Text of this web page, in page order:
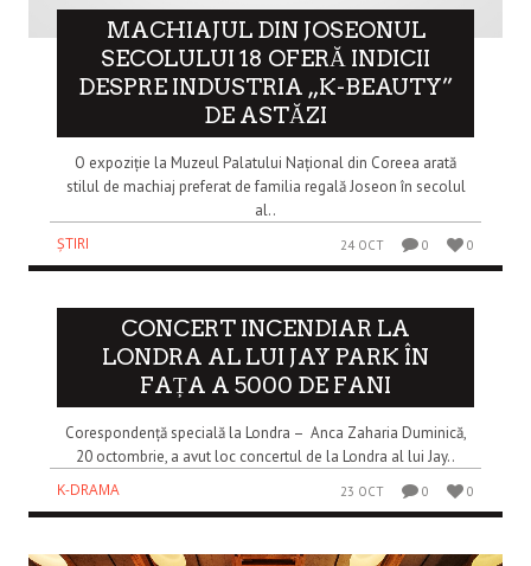
MACHIAJUL DIN JOSEONUL
SECOLULUI 18 OFERĂ INDICII
DESPRE INDUSTRIA „K-BEAUTY”
DE ASTĂZI
O expoziție la Muzeul Palatului Național din Coreea arată
stilul de machiaj preferat de familia regală Joseon în secolul
al..
ȘTIRI
24 OCT 0 0
CONCERT INCENDIAR LA
LONDRA AL LUI JAY PARK ÎN
FAȚA A 5000 DE FANI
Corespondență specială la Londra – Anca Zaharia Duminică,
20 octombrie, a avut loc concertul de la Londra al lui Jay..
K-DRAMA
23 OCT 0 0